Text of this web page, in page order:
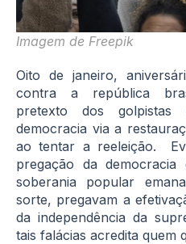
Imagem de Freepik
Oito de janeiro,
contra a república
pretexto dos
democracia via a
ao tentar a reeleição.
pregação da
soberania popular
sorte, pregavam a
da independência da
tais falácias acredita quem